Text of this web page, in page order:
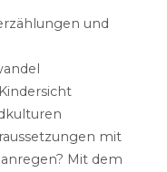
und
mit
Mit dem